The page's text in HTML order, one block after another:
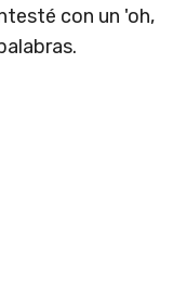
con un 'oh,